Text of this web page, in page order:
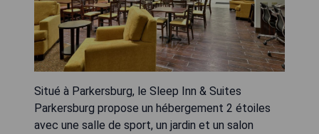
Situé à Parkersburg, le Sleep Inn & Suites
Parkersburg propose un hébergement 2 étoiles
avec une salle de sport, un jardin et un salon